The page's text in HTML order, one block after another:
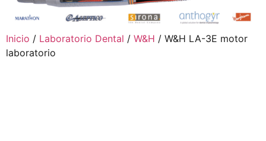
Inicio / Laboratorio Dental / W&H / W&H LA-3E motor
laboratorio